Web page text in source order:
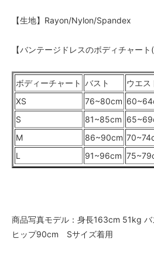
【生地】Rayon/Nylon/Spandex
【バンテージドレスのボディチャート
ボディーチャート バスト ウエス
XS
76~80cm
S
81~85cm
M
86~90cm
L
91~96cm
商品写真モデル：身長163cm 51kg
ヒップ90cm Sサイズ着用